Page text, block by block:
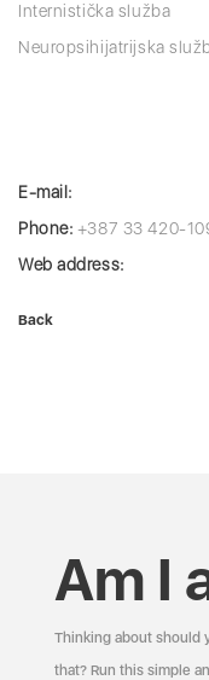
Internistička služba
Neuropsihijatrijska
E-mail:
Phone: +387 33 420-
Web address:
Back
Am I
Thinking about should
that? Run this simple